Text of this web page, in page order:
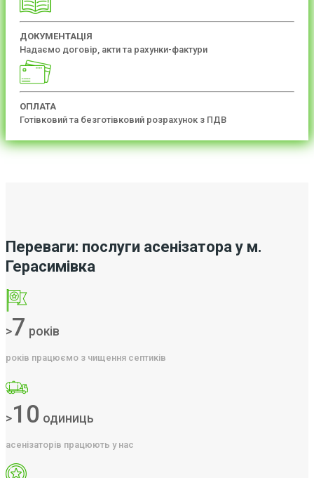
ДОКУМЕНТАЦІЯ
Надаємо договір, акти та рахунки-фактури
ОПЛАТА
Готівковий та безготівковий розрахунок з ПДВ
Переваги: послуги асенізатора у м.
Герасимівка
>7 років
років працюємо з чищення септиків
>10 одиниць
асенізаторів працюють у нас